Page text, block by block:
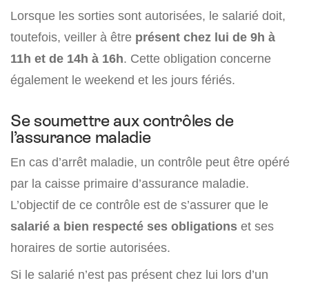
Lorsque les sorties sont autorisées, le salarié doit,
toutefois, veiller à être présent chez lui de 9h à
11h et de 14h à 16h. Cette obligation concerne
également le weekend et les jours fériés.
Se soumettre aux contrôles de
l’assurance maladie
En cas d’arrêt maladie, un contrôle peut être opéré
par la caisse primaire d’assurance maladie.
L’objectif de ce contrôle est de s’assurer que le
salarié a bien respecté ses obligations et ses
horaires de sortie autorisées.
Si le salarié n’est pas présent chez lui lors d’un